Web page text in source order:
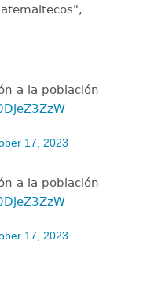
a la población
17, 2023
a la población
17, 2023